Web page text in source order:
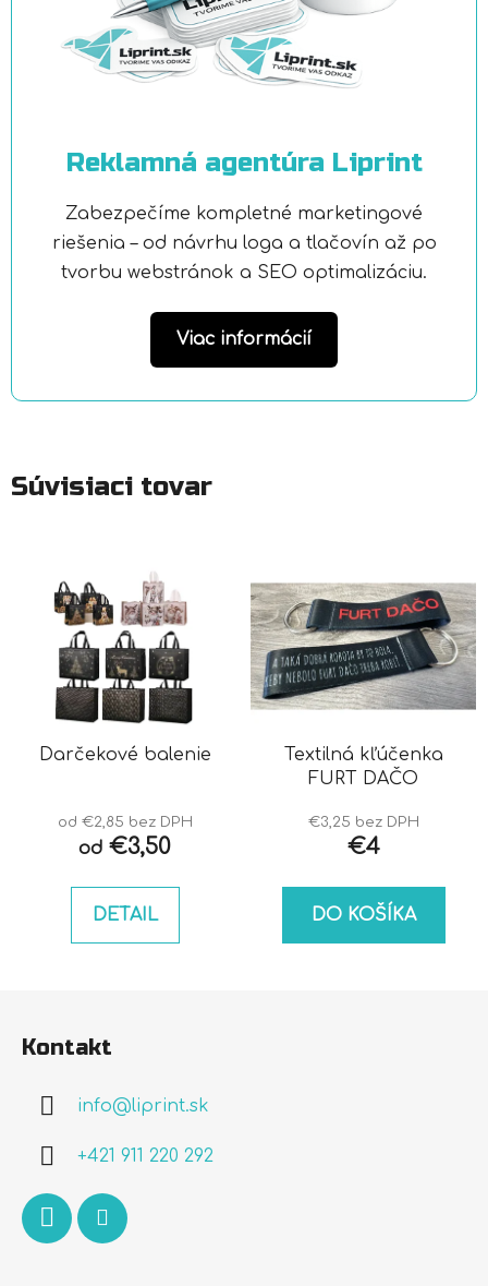
Reklamná agentúra Liprint
Zabezpečíme kompletné marketingové
riešenia – od návrhu loga a tlačovín až po
tvorbu webstránok a SEO optimalizáciu.
Viac informácií
Súvisiaci tovar
Darčekové balenie
od €2,85 bez DPH
od €3,50
DETAIL
Textilná kľúčenka
FURT DAČO
€3,25 bez DPH
€4
DO KOŠÍKA
Kontakt
info@liprint.sk
+421 911 220 292